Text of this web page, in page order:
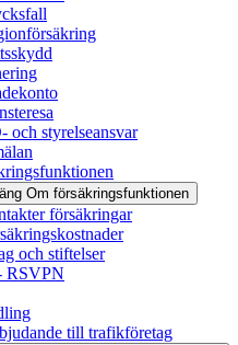
och styrelseansvar
Om försäkringsfunktionen
försäkringar
och stiftelser
RSVPN
till trafikföretag